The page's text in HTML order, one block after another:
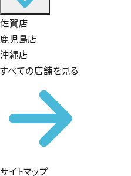
佐賀店
鹿児島店
沖縄店
すべての店舗を見る
サイトマップ